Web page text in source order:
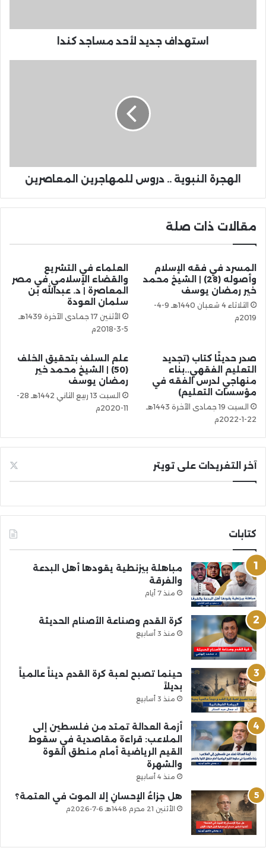
استهداف جديد لأحد مساجد كندا
الهجرة النبوية .. دروس للمهاجرين المعاصرين
مقالات ذات صلة
المسرد في فقه الإسلام
وأصوله (28) | الشيخ محمد
خير رمضان يوسف
الثلاثاء 4 شعبان 1440هـ 9-4-
2019م
العلماء في التشريع
والقضاء الإسلامي في مصر
المعاصرة | د. عبدالله بن
سلمان العودة
الأثنين 17 جمادى الآخرة 1439هـ
5-3-2018م
صدر حديثًا كتاب (تجديد
التعليم الفقهي..بناء
منهاجي لدرس الفقه في
مؤسسات التعليم)
السبت 19 جمادى الآخرة 1443هـ
22-1-2022م
علم السلف بتحقيق الخلف
(50) | الشيخ محمد خير
رمضان يوسف
السبت 13 ربيع الثاني 1442هـ 28-
11-2020م
آخر التغريدات على تويتر
كتابات
مباهلة بيزنطية يقودها أهل البدعة
والفرقة
منذ 7 أيام
كرة القدم وصناعة الأصنام الحديثة
منذ 3 أسابيع
حينما تصبح لعبة كرة القدم ديناً عالمياً
بديلاً
منذ 3 أسابيع
أزمة العدالة تمتد من فلسطين إلى
الملاعب: قراءة مقاصدية في سقوط
القيم الرياضية أمام منطق القوة
والشهرة
منذ 4 أسابيع
هل جزاءُ الإحسانِ إلا الموت في العتمة؟
الأثنين 21 محرم 1448هـ 6-7-2026م